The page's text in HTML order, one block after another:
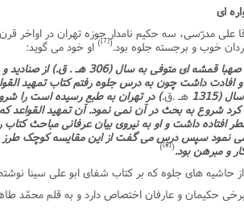
على مدرّسى، سه حکیم نامدار حوزه تهران در اواخر
خوب و برجسته جلوه بود.(
[7]
) او خود مى گوید:
بعد از وفات آقا محمّد رضا صهبا قمشه
داشت چون به درس جلوه رفتم کتاب تمهید
(1315
هـ .ق.) در تهران به طبع رسیده است را
کرد شروع به بحث در آن نمى نمود. آن تمهید القواعد
داشت و او به نیروى بیان عرفانى مباحث کتاب
مى نمود سپس درس مى گفت از این مقایسه کوچک طرز
و مبرهن بود.(
[8]
)
حاشیه هاى جلوه که بر کتاب شفاى ابو على سینا
حکیمان و عارفان اختصاص دارد و به قلم محمّد